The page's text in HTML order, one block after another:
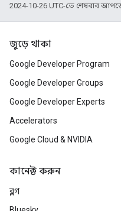
2024-10-26 UTC-তে শেষবার
জুড়ে থাকা
Google Developer Program
Google Developer Groups
Google Developer Experts
Accelerators
Google Cloud & NVIDIA
কানেক্ট করুন
ব্লগ